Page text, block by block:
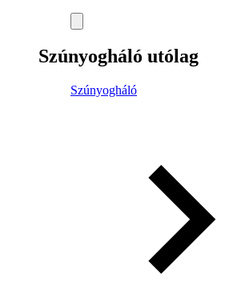
Szúnyogháló utólag
Szúnyogháló